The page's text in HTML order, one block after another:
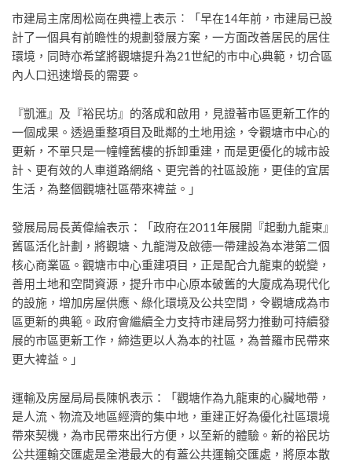
市建局主席周松崗在典禮上表示︰「早在14年前，市建局已設
計了一個具有前瞻性的規劃發展方案，一方面改善居民的居住
環境，同時亦希望將觀塘提升為21世紀的市中心典範，切合區
內人口迅速增長的需要。
『凱滙』及『裕民坊』的落成和啟用，見證著市區更新工作的
一個成果。透過重整項目及毗鄰的土地用途，令觀塘市中心的
更新，不單只是一幢幢舊樓的拆卸重建，而是更優化的城市設
計、更有效的人車道路網絡、更完善的社區設施，更佳的宜居
生活，為整個觀塘社區帶來裨益。」
發展局局長黃偉綸表示：「政府在2011年展開『起動九龍東』
舊區活化計劃，將觀塘、九龍灣及啟德一帶建設為本港第二個
核心商業區。觀塘市中心重建項目，正是配合九龍東的蜕變，
善用土地和空間資源，提升市中心原本破舊的大廈成為現代化
的設施，增加房屋供應、綠化環境及公共空間，令觀塘成為市
區更新的典範。政府會繼續全力支持市建局努力推動可持續發
展的市區更新工作，締造更以人為本的社區，為普羅市民帶來
更大裨益。」
運輸及房屋局局長陳帆表示：「觀塘作為九龍東的心臟地帶，
是人流、物流及地區經濟的集中地，重建正好為優化社區環境
帶來契機，為市民帶來出行方便，以至新的體驗。新的裕民坊
公共運輸交匯處是全港最大的有蓋公共運輸交匯處，將原本散